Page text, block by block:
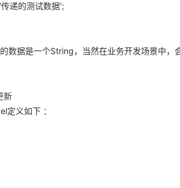
递的测试数据';
数据是一个String，当然在业务开发场景中，
新
定义如下 ：